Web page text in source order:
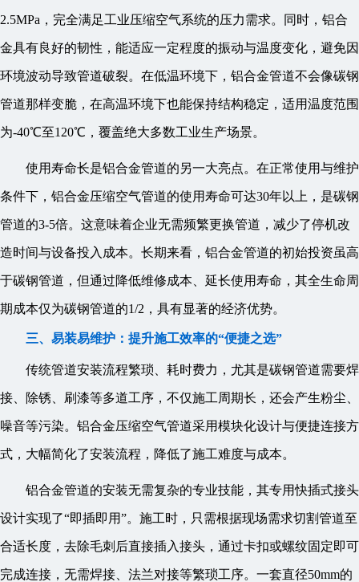
2.5MPa，完全满足工业压缩空气系统的压力需求。同时，铝合
金具有良好的韧性，能适应一定程度的振动与温度变化，避免因
环境波动导致管道破裂。在低温环境下，铝合金管道不会像碳钢
管道那样变脆，在高温环境下也能保持结构稳定，适用温度范围
为-40℃至120℃，覆盖绝大多数工业生产场景。
使用寿命长是铝合金管道的另一大亮点。在正常使用与维护
条件下，铝合金压缩空气管道的使用寿命可达30年以上，是碳钢
管道的3-5倍。这意味着企业无需频繁更换管道，减少了停机改
造时间与设备投入成本。长期来看，铝合金管道的初始投资虽高
于碳钢管道，但通过降低维修成本、延长使用寿命，其全生命周
期成本仅为碳钢管道的1/2，具有显著的经济优势。
三、易装易维护：提升施工效率的“便捷之选”
传统管道安装流程繁琐、耗时费力，尤其是碳钢管道需要焊
接、除锈、刷漆等多道工序，不仅施工周期长，还会产生粉尘、
噪音等污染。铝合金压缩空气管道采用模块化设计与便捷连接方
式，大幅简化了安装流程，降低了施工难度与成本。
铝合金管道的安装无需复杂的专业技能，其专用快插式接头
设计实现了“即插即用”。施工时，只需根据现场需求切割管道至
合适长度，去除毛刺后直接插入接头，通过卡扣或螺纹固定即可
完成连接，无需焊接、法兰对接等繁琐工序。一套直径50mm的